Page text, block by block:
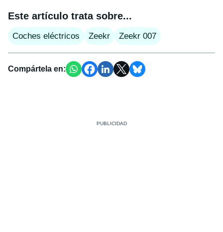
Este artículo trata sobre...
Coches eléctricos Zeekr Zeekr 007
Compártela en: